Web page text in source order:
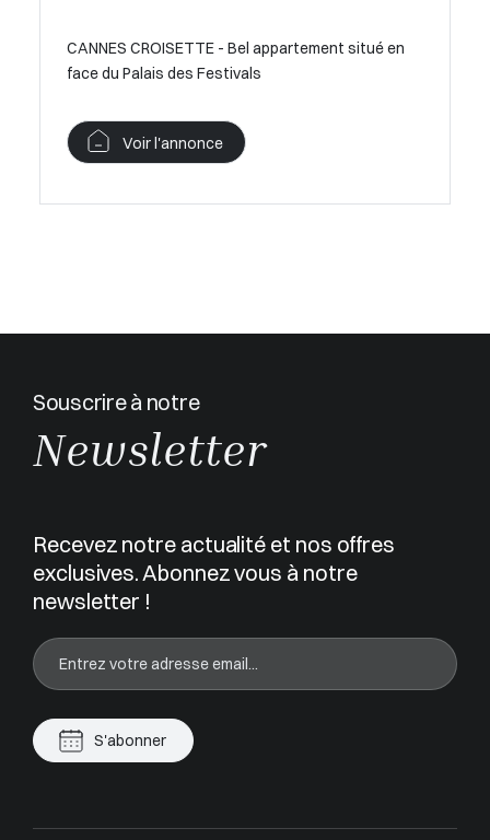
- Bel appartement situé en
Festivals
CANNES CROISETTE - Bel
au Palais des Festivals
Souscrire à notre
Newsletter
Recevez notre actualité et nos offres
exclusives. Abonnez vous à notre
newsletter !
S'abonner